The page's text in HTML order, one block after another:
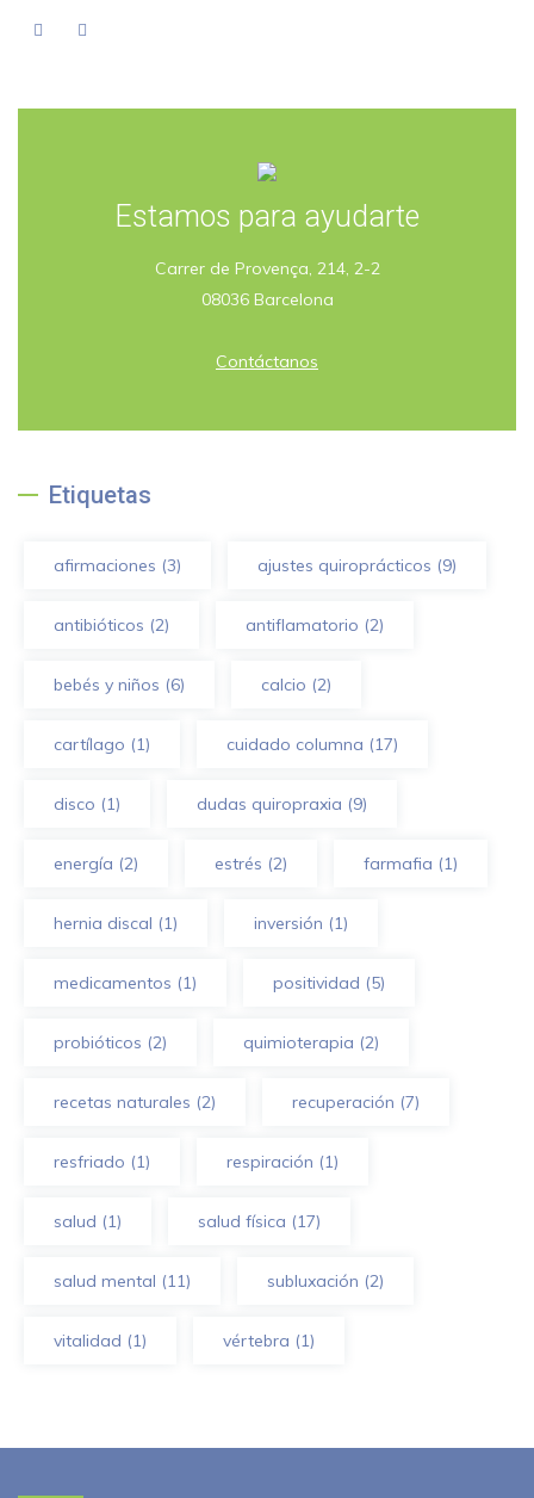
Estamos para ayudarte
Carrer de Provença, 214, 2-2
08036 Barcelona
Contáctanos
Etiquetas
afirmaciones (3) ajustes quiroprácticos (9)
antibióticos (2) antiflamatorio (2)
bebés y niños (6) calcio (2)
cartílago (1) cuidado columna (17)
disco (1) dudas quiropraxia (9)
energía (2) estrés (2) farmafia (1)
hernia discal (1) inversión (1)
medicamentos (1) positividad (5)
probióticos (2) quimioterapia (2)
recetas naturales (2) recuperación (7)
resfriado (1) respiración (1)
salud (1) salud física (17)
salud mental (11) subluxación (2)
vitalidad (1) vértebra (1)